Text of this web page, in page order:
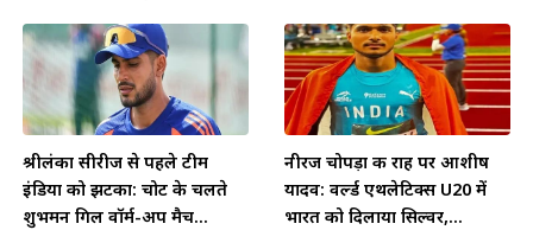
श्रीलंका सीरीज से पहले टीम
इंडिया को झटका: चोट के चलते
शुभमन गिल वॉर्म-अप मैच...
नीरज चोपड़ा की राह पर आशीष
यादव: वर्ल्ड एथलेटिक्स U20 में
भारत को दिलाया सिल्वर,...